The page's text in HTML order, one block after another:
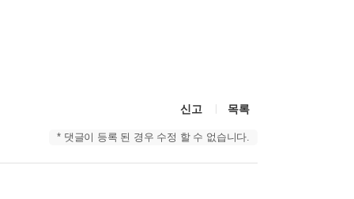
신고 목록
* 댓글이 등록 된 경우 수정 할 수 없습니다.